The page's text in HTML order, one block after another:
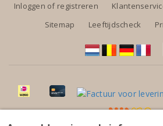
Inloggen of registreren
Sitemap
Leeftijdscheck